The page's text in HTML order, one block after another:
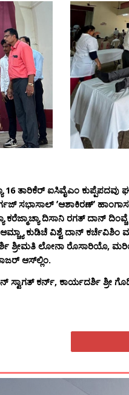
16 ತಾರಿಕೆರ್ ಐಸಿವೈಎಂ
ಸಭಾಸಾಲ್‌ ʼಆಶಾಕಿರಣ್‌ʼ
ದಿಸಾನಿ ರಗತ್‌ ದಾನ್‌
ಕುಡಿಚೆ ವಿಶ್ವೆ ದಾನ್‌ ಕರ್ಚೆವಿಶಿಂ
ಲೋನಾ ರೊಸಾರಿಯೊ,
ಆಸ್‌ಲ್ಲಿಂ.
ಕರ್ನ್‌, ಕಾರ್ಯದರ್ಶಿ ಶ್ರೀ